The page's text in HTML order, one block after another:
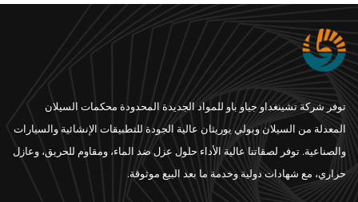
توفر شركة تشينغداو جياو باو للمواد الجديدة المحدودة محكمات السيلان
المعدلة من السيلان وبولي يوريثان عالية الجودة للتطبيقات الإنشائية والسيارات
والصناعية. توفر لصقاتنا عالية الأداء حلول عزل ضد الماء، ومقاوم للحريق، وعازل
حراري، مع شهادات دولية وخدمة ما بعد البيع موثوقة.